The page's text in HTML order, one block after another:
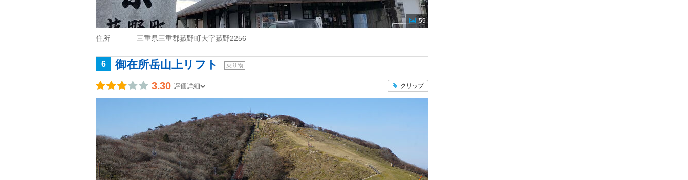
59
住所 三重県三重郡菰野町大字菰野2256
6 御在所岳山上リフト 乗り物
3.30 評価詳細 クリップ